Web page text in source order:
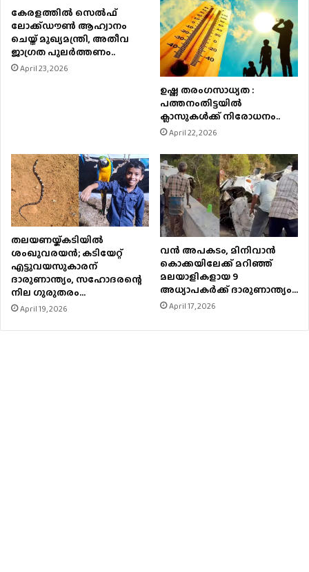
കേരളത്തിൽ സെൽഫ്
ലോക്ക്ഡൗൺ ആഹ്വാനം
ചെയ്ത് മുഖ്യമന്ത്രി, അതീവ
ജാഗ്രത പുലർത്തണം..
April 23, 2026
ഉഷ്ണ തരംഗസാധ്യത :
പത്തനംതിട്ടയില്‍
ക്ലാസുകള്‍ക്ക് നിരോധനം..
April 22, 2026
തലയണയ്ക്കടിയില്‍
ശംഖുവരയന്‍; കടിയേറ്റ്
എട്ടുവയസുകാരന്
ദാരുണാന്ത്യം, സഹോദരന്റെ
നില ഗുരുതരം…
April 19, 2026
വൻ അപകടം, മിനിവാൻ
കൊക്കയിലേക്ക് മറിഞ്ഞ്
മലയാളികളായ 9
അധ്യാപകർക്ക് ദാരുണാന്ത്യം…
April 17, 2026